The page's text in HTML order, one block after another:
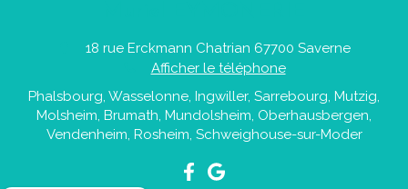
18 rue Erckmann Chatrian 67700 Saverne
Afficher le téléphone
Phalsbourg, Wasselonne, Ingwiller, Sarrebourg, Mutzig,
Molsheim, Brumath, Mundolsheim, Oberhausbergen,
Vendenheim, Rosheim, Schweighouse-sur-Moder